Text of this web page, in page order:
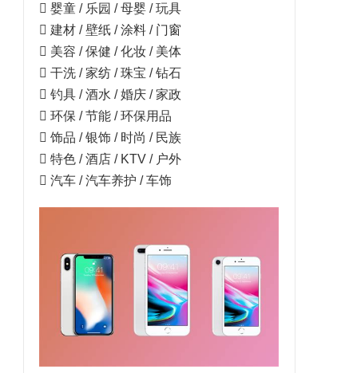
 婴童 / 乐园 / 母婴 / 玩具
 建材 / 壁纸 / 涂料 / 门窗
 美容 / 保健 / 化妆 / 美体
 干洗 / 家纺 / 珠宝 / 钻石
 钓具 / 酒水 / 婚庆 / 家政
 环保 / 节能 / 环保用品
 饰品 / 银饰 / 时尚 / 民族
 特色 / 酒店 / KTV / 户外
 汽车 / 汽车养护 / 车饰